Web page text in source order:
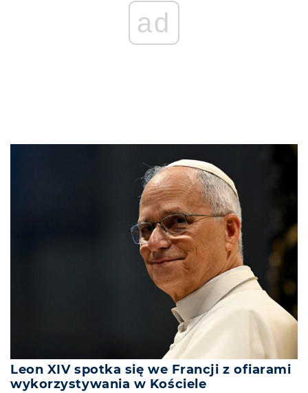
ad
Leon XIV spotka się we Francji z ofiarami
wykorzystywania w Kościele